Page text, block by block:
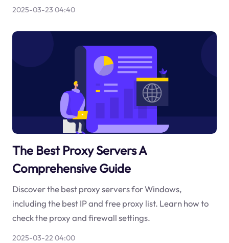
2025-03-23 04:40
The Best Proxy Servers A
Comprehensive Guide
Discover the best proxy servers for Windows,
including the best IP and free proxy list. Learn how to
check the proxy and firewall settings.
2025-03-22 04:00